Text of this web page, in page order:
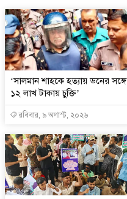
‘সালমান শাহকে হত্যায় ডনের সঙ্গে
১২ লাখ টাকায় চুক্তি’
রবিবার, ৯ অগাস্ট, ২০২৬